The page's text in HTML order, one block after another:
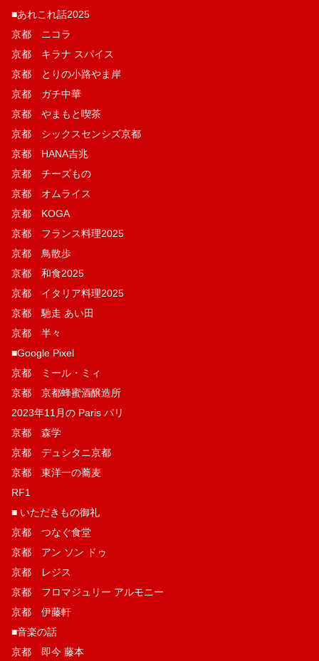
■あれこれ話2025
京都 ニコラ
京都 キラナ スパイス
京都 とりの小路やま岸
京都 ガチ中華
京都 やまもと喫茶
京都 シックスセンシズ京都
京都 HANA吉兆
京都 チーズもの
京都 オムライス
京都 KOGA
京都 フランス料理2025
京都 鳥散歩
京都 和食2025
京都 イタリア料理2025
京都 馳走 あい田
京都 半々
■Google Pixel
京都 ミール・ミィ
京都 京都蜂蜜酒醸造所
2023年11月の Paris パリ
京都 森学
京都 デュシタニ京都
京都 東洋一の蕎麦
RF1
■ いただきもの御礼
京都 つなぐ食堂
京都 アン ソン ドゥ
京都 レジス
京都 フロマジュリー アルモニー
京都 伊藤軒
■音楽の話
京都 即今 藤本